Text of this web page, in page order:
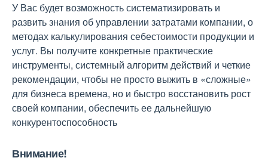
У Вас будет возможность систематизировать и
развить знания об управлении затратами компании, о
методах калькулирования себестоимости продукции и
услуг. Вы получите конкретные практические
инструменты, системный алгоритм действий и четкие
рекомендации, чтобы не просто выжить в «сложные»
для бизнеса времена, но и быстро восстановить рост
своей компании, обеспечить ее дальнейшую
конкурентоспособность
Внимание!